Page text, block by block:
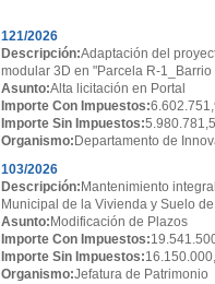
121/2026
Descripción:Adaptación del
modular 3D en "Parcela R-
Asunto:Alta licitación en Portal
Importe Con Impuestos:
Importe Sin Impuestos:
Organismo: Departamento de
103/2026
Descripción: Mantenimiento
Municipal de la Vivienda y Suelo
Asunto: Modificación de Plazos
Importe Con Impuestos:
Importe Sin Impuestos:
Organismo:Jefatura de Patrimonio